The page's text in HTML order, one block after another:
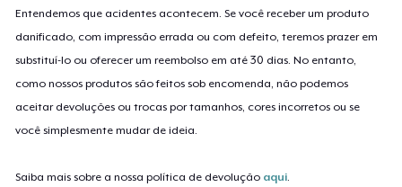
Entendemos que acidentes acontecem. Se você receber um produto
danificado, com impressão errada ou com defeito, teremos prazer em
substituí-lo ou oferecer um reembolso em até 30 dias. No entanto,
como nossos produtos são feitos sob encomenda, não podemos
aceitar devoluções ou trocas por tamanhos, cores incorretos ou se
você simplesmente mudar de ideia.
Saiba mais sobre a nossa política de devolução aqui